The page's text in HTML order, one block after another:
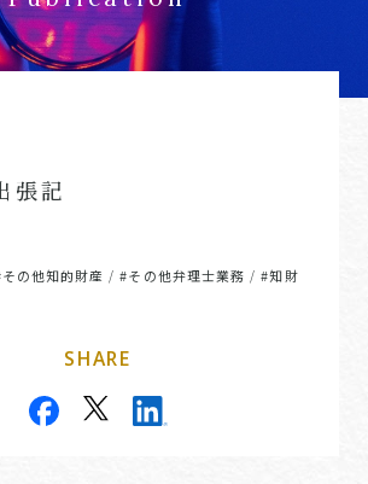
張記
の他知的財産 /#その他弁理士業務 /#知財
SHARE